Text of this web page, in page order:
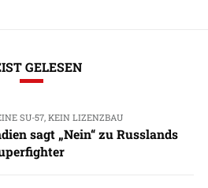
GELESEN
SU-57, KEIN LIZENZBAU
sagt „Nein“ zu Russlands